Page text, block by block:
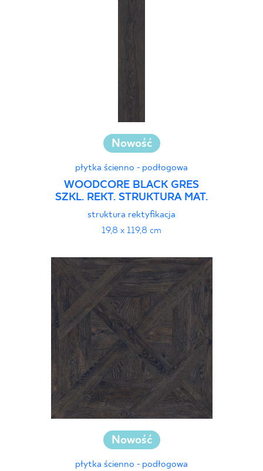
Nowość
płytka ścienno - podłogowa
WOODCORE BLACK GRES
SZKL. REKT. STRUKTURA MAT.
struktura rektyfikacja
19,8 x 119,8 cm
Nowość
płytka ścienno - podłogowa